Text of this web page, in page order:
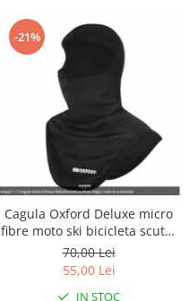
-21%
Cagula Oxford Deluxe micro
fibre moto ski bicicleta scuter
casca
70,00 Lei
55,00 Lei
IN STOC